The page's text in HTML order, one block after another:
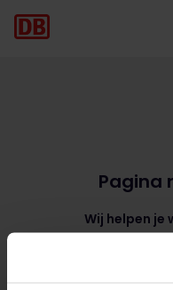
Pagina
Wij helpen je